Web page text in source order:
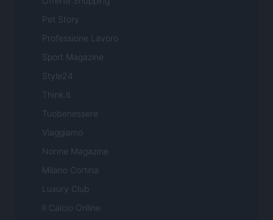
Pet Story
Professione Lavoro
Sport Magazine
Style24
Think.it
Tuobenessere
Viaggiamo
Nonne Magazine
Milano Cortina
Luxury Club
Il Calcio Online